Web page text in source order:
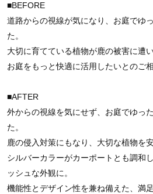
■BEFORE
道路からの視線が気になり、お庭でゆ
た。
大切に育てている植物が鹿の被害に遭
お庭をもっと快適に活用したいとのご
■AFTER
外からの視線を気にせず、お庭でゆっ
た。
鹿の侵入対策にもなり、大切な植物を
シルバーカラーがカーポートとも調和
ッシュな外観に。
機能性とデザイン性を兼ね備えた、満